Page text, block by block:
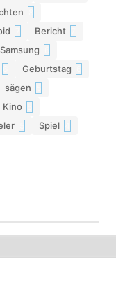
Bericht
Samsung
Geburtstag
sägen
Kino
Spiel